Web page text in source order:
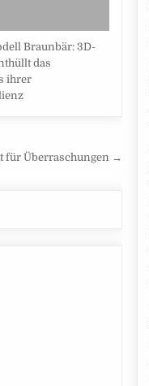
Braunbär: 3D-
das
ihrer
für Überraschungen →